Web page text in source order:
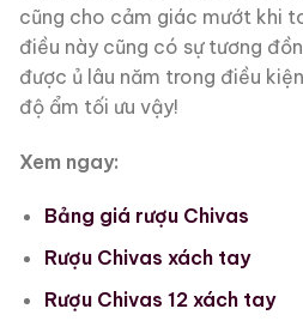
cũng cho cảm giác mướt khi
điều này cũng có sự tương
được ủ lâu năm trong điều
độ ẩm tối ưu vậy!
Xem ngay:
Bảng giá rượu Chivas
Rượu Chivas xách tay
Rượu Chivas 12 xách tay